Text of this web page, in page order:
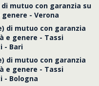
mutuo con garanzia su
- Verona
di mutuo con garanzia
e genere - Tassi
- Bari
di mutuo con garanzia
e genere - Tassi
- Bologna